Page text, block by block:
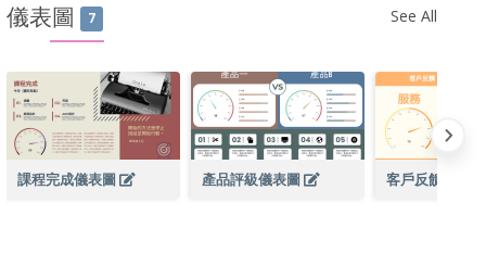
儀表圖 7 See All
課程完成儀表圖 產品評級儀表圖 客戶反饋儀表